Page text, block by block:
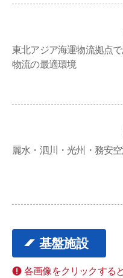
東北アジア海運物流拠点で
物流の最適環境
麗水・泗川・光州・務安
基盤施設
各画像をクリックする